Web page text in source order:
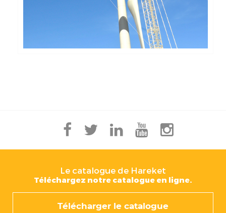
Le catalogue de Hareket
Téléchargez notre catalogue en ligne.
Télécharger le catalogue